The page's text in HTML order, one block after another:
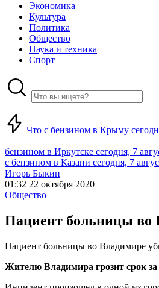
Экономика
Культура
Политика
Общество
Наука и техника
Спорт
Что с бензином в Крыму
бензином в Иркутске сегодня, 7
с бензином в Казани сегодня, 7
Игорь Быкин
01:32 22 октября 2020
Общество
Пациент больницы во
Пациент больницы во Владимире
Жителю Владимира грозит срок за